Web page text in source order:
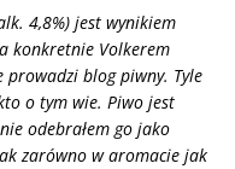
4,8%) jest wynikiem
konkretnie Volkerem
prowadzi blog piwny. Tyle
o tym wie. Piwo jest
odebrałem go jako
zarówno w aromacie jak